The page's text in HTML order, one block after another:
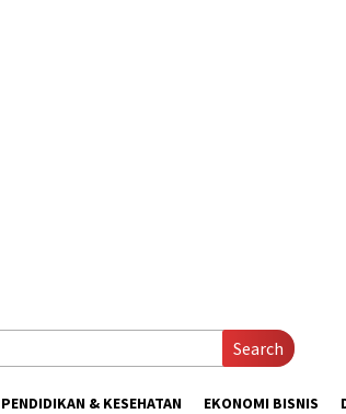
Search
PENDIDIKAN & KESEHATAN EKONOMI BISNIS